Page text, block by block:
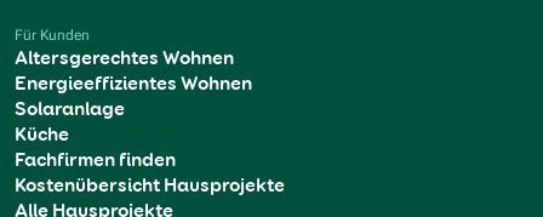
Für Kunden
Altersgerechtes Wohnen
Energieeffizientes Wohnen
Solaranlage
Küche
Fachfirmen finden
Kostenübersicht Hausprojekte
Alle Hausprojekte